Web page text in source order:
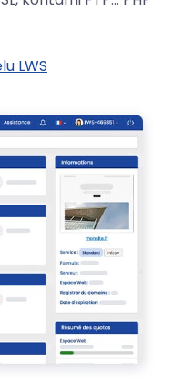
LWS